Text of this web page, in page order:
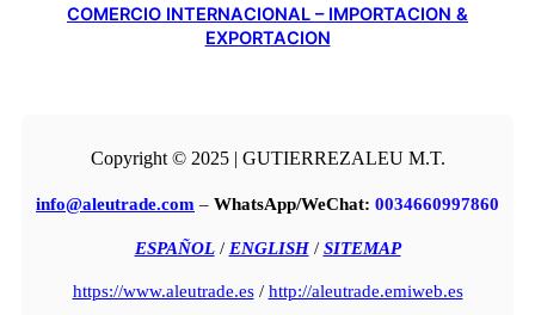
COMERCIO INTERNACIONAL – IMPORTACION &
EXPORTACION
Copyright © 2025 | GUTIERREZALEU M.T.
info@aleutrade.com – WhatsApp/WeChat: 0034660997860
ESPAÑOL/ ENGLISH/ SITEMAP
https://www.aleutrade.es/ http://aleutrade.emiweb.es